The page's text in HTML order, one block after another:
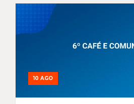
10 AGO